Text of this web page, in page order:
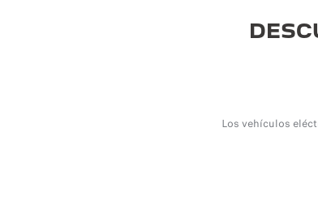
Los vehículos